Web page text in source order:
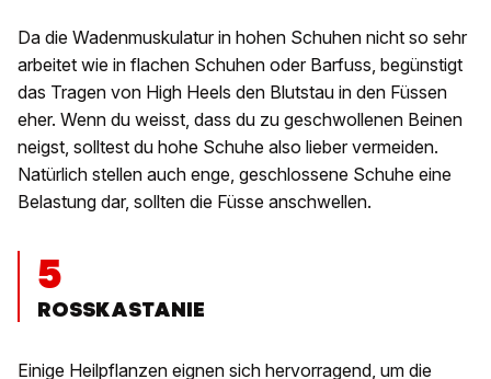
Da die Wadenmuskulatur in hohen Schuhen nicht so sehr
arbeitet wie in flachen Schuhen oder Barfuss, begünstigt
das Tragen von High Heels den Blutstau in den Füssen
eher. Wenn du weisst, dass du zu geschwollenen Beinen
neigst, solltest du hohe Schuhe also lieber vermeiden.
Natürlich stellen auch enge, geschlossene Schuhe eine
Belastung dar, sollten die Füsse anschwellen.
5
ROSSKASTANIE
Einige Heilpflanzen eignen sich hervorragend, um die